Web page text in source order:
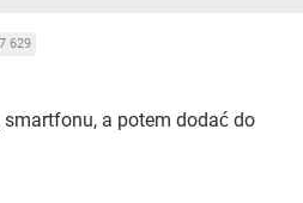
7 629
a potem dodać do